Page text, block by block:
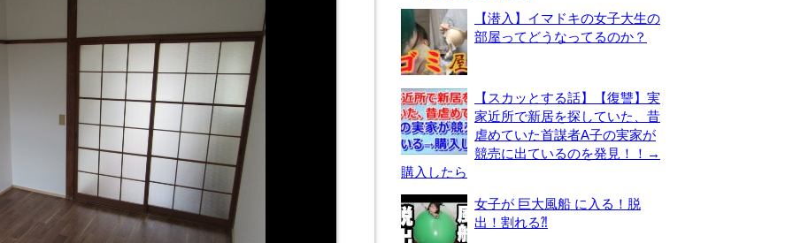
【潜入】イマドキの女子大生の
部屋ってどうなってるのか？
【スカッとする話】【復讐】実
家近所で新居を探していた、昔
虐めていた首謀者A子の実家が
競売に出ているのを発見！！→
購入したら
女子が 巨大風船 に入る！脱
出！割れる⁈